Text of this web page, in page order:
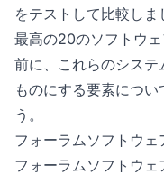
をテストして比較し
最高の20のソフトウ
前に、これらのシス
ものにする要素につ
う。
フォーラムソフトウェ
フォーラムソフトウ